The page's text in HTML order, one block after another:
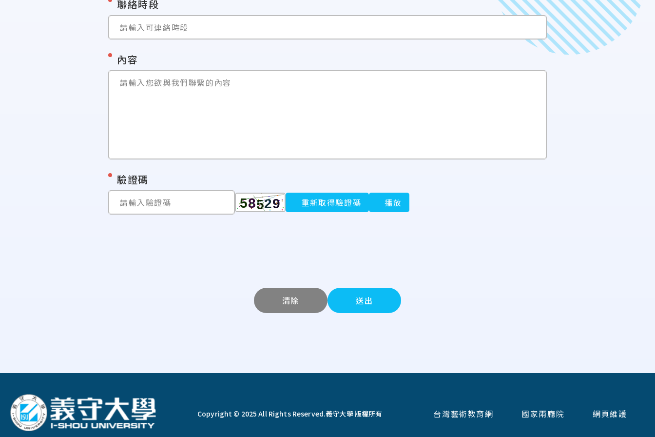
聯絡時段
*
請輸入可連絡時段
內容
*
請輸入您欲與我們聯繫的內容
驗證碼
*
請輸入驗證碼 重新取得驗證碼 播放
清除 送出
Copyright © 2025 All Rights Reserved.義守大學 版權所有 台灣藝術教育網 國家兩廳院 網頁維護